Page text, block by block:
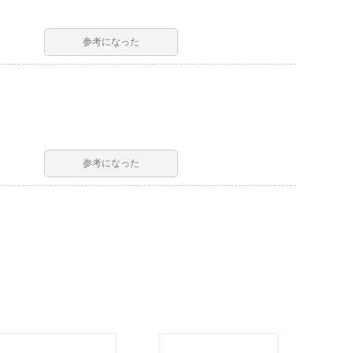
参考になった
参考になった